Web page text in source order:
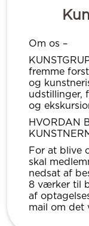
Om os –
fremme
og
udstillinger,
og
HVORDAN
For at blive
skal
nedsat af
8 værker til
af
mail om det